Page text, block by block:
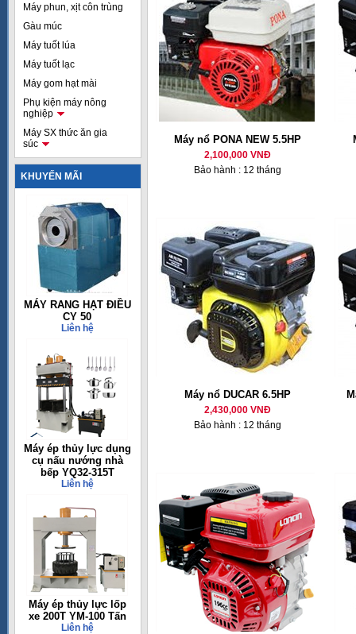
Máy phun, xịt côn trùng
Gàu múc
Máy tuốt lúa
Máy tuốt lạc
Máy gom hạt mài
Phụ kiện máy nông
nghiệp
Máy SX thức ăn gia
súc
KHUYẾN MÃI
MÁY RANG HẠT ĐIỀU
CY 50
Liên hệ
Máy ép thủy lực dụng
cụ nấu nướng nhà
bếp YQ32-315T
Liên hệ
Máy ép thủy lực lốp
xe 200T YM-100 Tấn
Liên hệ
Máy nổ PONA NEW 5.5HP
2,100,000 VNĐ
Bảo hành : 12 tháng
Máy nổ DUCAR 6.5HP
2,430,000 VNĐ
Bảo hành : 12 tháng